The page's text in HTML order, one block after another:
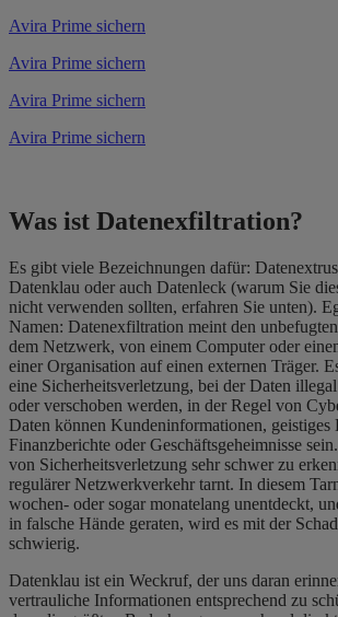
Avira Prime sichern
Avira Prime sichern
Avira Prime sichern
Avira Prime sichern
Was ist Datenexfiltration?
Es gibt viele Bezeichnungen dafür:
Datenklau oder auch Datenleck (warum Sie
nicht verwenden sollten, erfahren Sie unten).
Namen: Datenexfiltration meint den
dem Netzwerk, von einem Computer oder
einer Organisation auf einen externen Träger.
eine Sicherheitsverletzung, bei der Daten
oder verschoben werden, in der Regel von
Daten können Kundeninformationen, geistiges
Finanzberichte oder Geschäftsgeheimnisse
von Sicherheitsverletzung sehr schwer zu
regulärer Netzwerkverkehr tarnt. In diesem
wochen- oder sogar monatelang unentdeckt,
in falsche Hände geraten, wird es mit der
schwierig.
Datenklau ist ein Weckruf, der uns daran
vertrauliche Informationen entsprechend zu